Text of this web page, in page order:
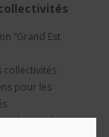
“Grand Est
collectivités
pour les
cadre juridique